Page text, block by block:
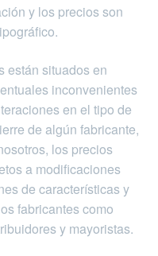
y los precios son
están situados en
inconvenientes
en el tipo de
de algún fabricante,
los precios
a modificaciones
de características y
fabricantes como
y mayoristas.